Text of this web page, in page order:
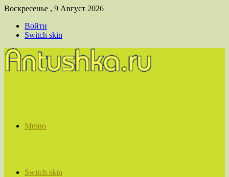
Воскресенье , 9 Август 2026
Войти
Switch skin
Меню
Switch skin